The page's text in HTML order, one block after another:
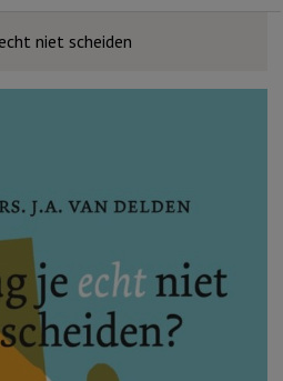
niet scheiden